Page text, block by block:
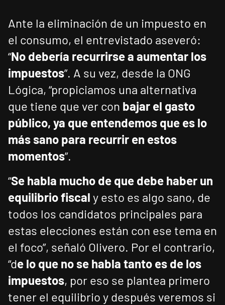
Ante la eliminación de un impuesto en
el consumo, el entrevistado aseveró:
“No debería recurrirse a aumentar los
impuestos”. A su vez, desde la ONG
Lógica, “propiciamos una alternativa
que tiene que ver con bajar el gasto
público, ya que entendemos que es lo
más sano para recurrir en estos
momentos”.
“Se habla mucho de que debe haber un
equilibrio fiscal y esto es algo sano, de
todos los candidatos principales para
estas elecciones están con ese tema en
el foco”, señaló Olivero. Por el contrario,
“de lo que no se habla tanto es de los
impuestos, por eso se plantea primero
tener el equilibrio y después veremos si